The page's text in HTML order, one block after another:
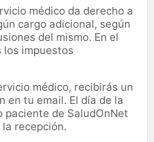
médico da derecho a
cargo adicional, según
del mismo. En el
los impuestos
médico, recibirás un
en tu email. El día de la
de SaludOnNet
recepción.